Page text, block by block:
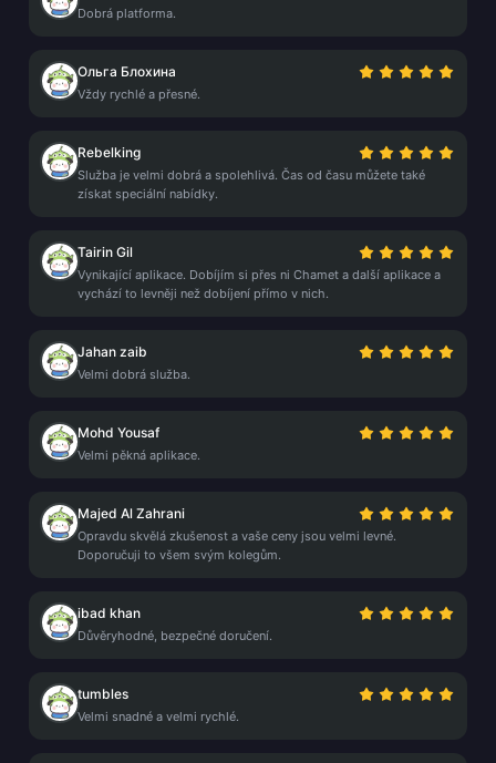
Dobrá platforma.
Ольга Блохина
Vždy rychlé a přesné.
Rebelking
Služba je velmi dobrá a spolehlivá. Čas od času můžete také
získat speciální nabídky.
Tairin Gil
Vynikající aplikace. Dobíjím si přes ni Chamet a další aplikace a
vychází to levněji než dobíjení přímo v nich.
Jahan zaib
Velmi dobrá služba.
Mohd Yousaf
Velmi pěkná aplikace.
Majed Al Zahrani
Opravdu skvělá zkušenost a vaše ceny jsou velmi levné.
Doporučuji to všem svým kolegům.
ibad khan
Důvěryhodné, bezpečné doručení.
tumbles
Velmi snadné a velmi rychlé.